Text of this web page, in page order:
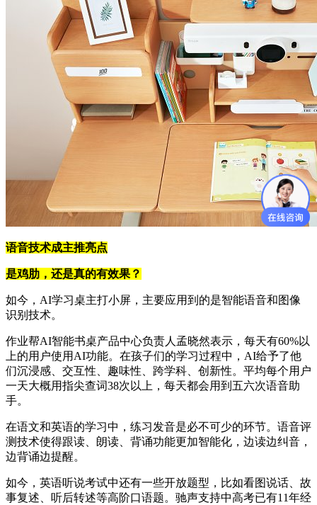
语音技术成主推亮点
是鸡肋，还是真的有效果？
如今，AI学习桌主打小屏，主要应用到的是智能语音和图像
识别技术。
作业帮AI智能书桌产品中心负责人孟晓然表示，每天有60%以
上的用户使用AI功能。在孩子们的学习过程中，AI给予了他
们沉浸感、交互性、趣味性、跨学科、创新性。平均每个用户
一天大概用指尖查词38次以上，每天都会用到五六次语音助
手。
在语文和英语的学习中，练习发音是必不可少的环节。语音评
测技术使得跟读、朗读、背诵功能更加智能化，边读边纠音，
边背诵边提醒。
如今，英语听说考试中还有一些开放题型，比如看图说话、故
事复述、听后转述等高阶口语题。驰声支持中高考已有11年经